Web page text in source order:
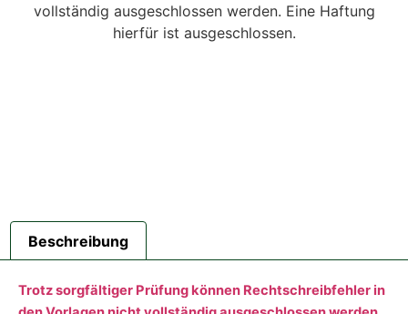
vollständig ausgeschlossen werden. Eine Haftung
hierfür ist ausgeschlossen.
Beschreibung
Trotz sorgfältiger Prüfung können Rechtschreibfehler in